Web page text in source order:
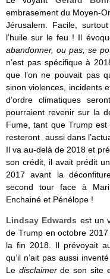
embrasement du Moyen-
Jérusalem. Facile,
l’huile sur le feu ! Il
abandonner, ou pas, se
n’est pas spécifique à
que l’on ne pouvait pas
sinon violences, incidents
d’ordre climatiques
pourraient revenir sur la
Fume, tant que Trump
resteront aussi dans
Il va au-delà de 2018 et
son crédit, il avait prédit
2017 avant la
second tour face à
Enchainé et Pénélope !
Lindsay Edwards est un
de Trump en octobre 2017
la fin 2018. Il prévoyait
qu’il n’ait pas aussi
Le disclaimerde son site